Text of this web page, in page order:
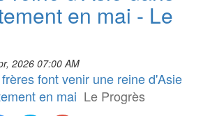
en mai - Le
2026 07:00 AM
font venir une reine d'Asie
en mai Le Progrès